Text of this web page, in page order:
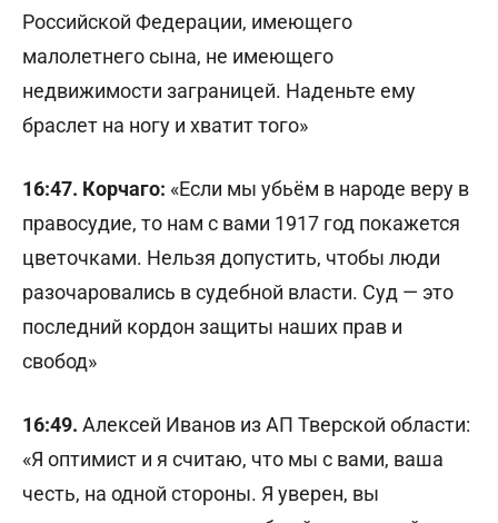
Российской Федерации, имеющего
малолетнего сына, не имеющего
недвижимости заграницей. Наденьте ему
браслет на ногу и хватит того»
16:47. Корчаго: «Если мы убьём в народе веру в
правосудие, то нам с вами 1917 год покажется
цветочками. Нельзя допустить, чтобы люди
разочаровались в судебной власти. Суд — это
последний кордон защиты наших прав и
свобод»
16:49. Алексей Иванов из АП Тверской области:
«Я оптимист и я считаю, что мы с вами, ваша
честь, на одной стороны. Я уверен, вы